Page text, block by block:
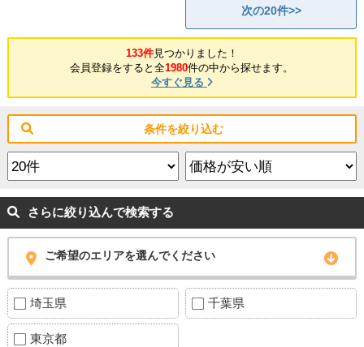
次の20件>>
133件見つかりました！
会員登録をすると全1980件の中から探せます。
今すぐ見る
条件を絞り込む
さらに絞り込んで検索する
ご希望のエリアを選んでください
埼玉県 千葉県
東京都